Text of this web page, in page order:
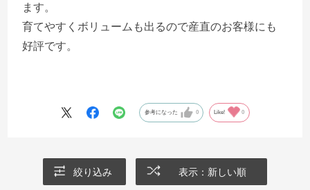
ます。
育てやすくボリュームも出るので産直のお客様にも
好評です。
参考になった 0 Like! 0
絞り込み 表示：新しい順